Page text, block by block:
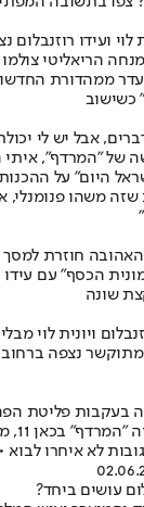
ועידו רוזנבלום
הריאליטי
ממהדורת
כשישוב
אבל יש לי
של "המרדף", איתי
היום" על
משהו פנומנלי,
חוזרת למסך
הכסף" עם
שונה
ויונית לוי
נצפה
בעקבות פליטת
לא איחרו לבוא
עושים ביחד?